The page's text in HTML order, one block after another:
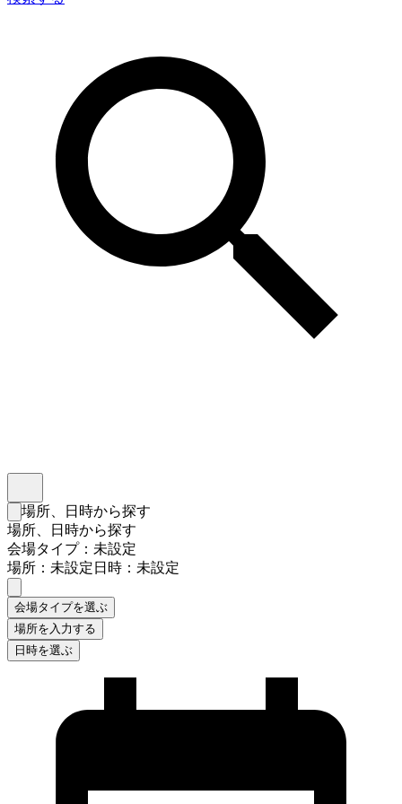
検索フォームを閉じる
場所、日時から探す
場所、日時から探す
会場タイプ：未設定
場所：未設定日時：未設定
会場タイプを選ぶ
場所を入力する
日時を選ぶ